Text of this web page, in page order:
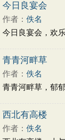
今日良宴会
作者： 佚名
今日良宴会，欢
青青河畔草
作者： 佚名
青青河畔草，郁
西北有高楼
作者： 佚名